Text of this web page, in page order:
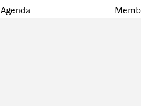
Agenda